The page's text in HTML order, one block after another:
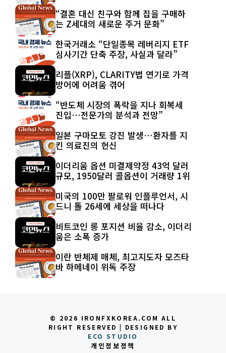
“결혼 대신 친구와 함께 집을 구매하
는 Z세대의 새로운 주거 문화”
한국거래소 “단일종목 레버리지 ETF
심사기간 단축 주장, 사실과 달라”
리플(XRP), CLARITY법 연기로 가격
방어에 어려움 겪어
“반도체 시장의 폭락을 지나 회복세
진입…전문가의 분석과 전망”
일본 구마모토 강진 발생…환자를 지
킨 의료진의 헌신
이더리움 옵션 미결제약정 43억 달러
규모, 1950달러 콜옵션이 거래량 1위
미국의 100만 팔로워 인플루언서, 시
드니 톨 26세에 세상을 떠나다
비트코인 롱 포지션 비율 감소, 이더리
움은 소폭 증가
이란 반체제 매체, 최고지도자 모즈타
바 하메네이 위독 주장
© 2026 IRONFXKOREA.COM ALL
RIGHT RESERVED | DESIGNED BY
ECO STUDIO
개인정보정책